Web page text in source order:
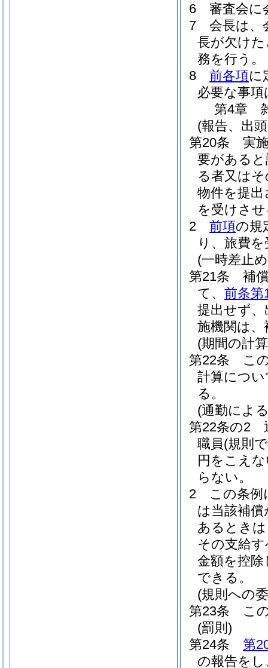
6
審査会に
7
会長は、
長が欠け
務を行う。
8
前各項に
必要な事
第4章
(報告、出
第20条
実
要がある
る者又は
物件を提
を受けさ
2
前項の規
り、旅費
(一時差止
第21条
補
て、 前条第
提出せず
施機関は
(期間の計
第22条
こ
計算につ
る。
(通勤によ
第22条の2
職員(規則
円をこえ
らない。
2
この条例
は当該補
あるとき
その支給
金額を控
できる。
(規則への
第23条
こ
(罰則)
第24条
第
の報告を